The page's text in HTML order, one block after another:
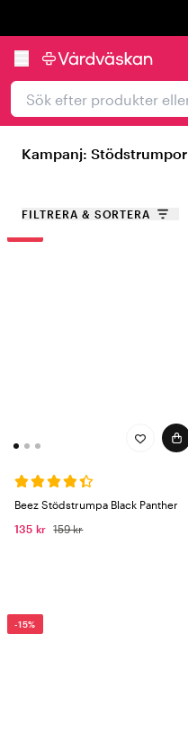
Kampanj: Stödstrumpor
FILTRERA & SORTERA
Beez Stödstrumpa Black Panther
135 kr
159 kr
-15%